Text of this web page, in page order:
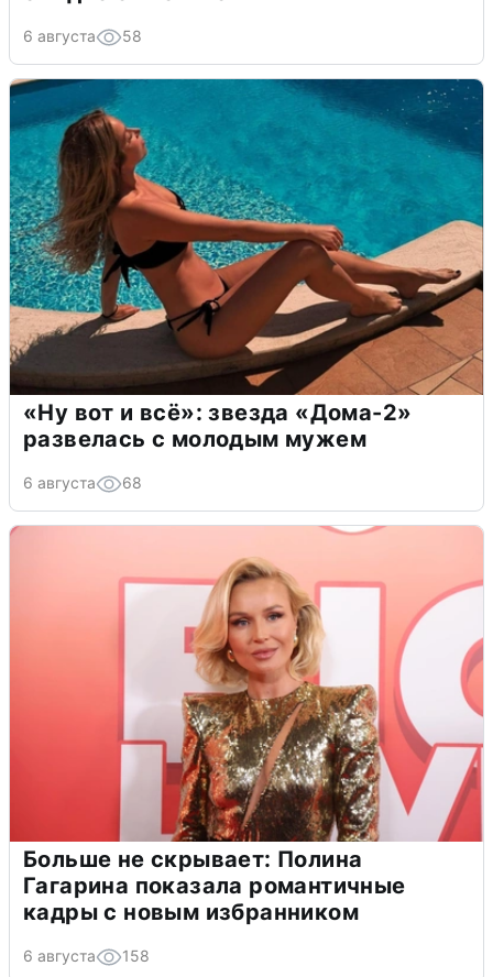
6 августа 58
«Ну вот и всё»: звезда «Дома-2»
развелась с молодым мужем
6 августа 68
Больше не скрывает: Полина
Гагарина показала романтичные
кадры с новым избранником
6 августа 158